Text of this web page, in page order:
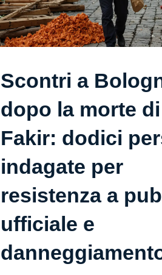
Scontri a
dopo la morte di
Fakir: dodici
indagate per
resistenza a
ufficiale e